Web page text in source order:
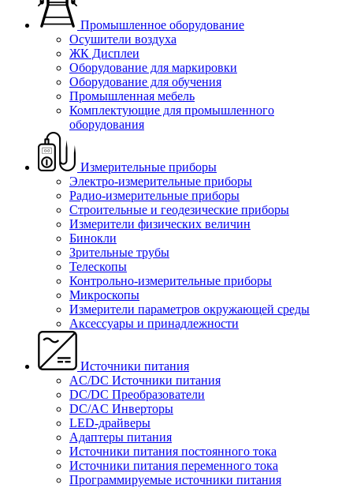
Промышленное оборудование
Осушители воздуха
ЖК Дисплеи
Оборудование для маркировки
Оборудование для обучения
Промышленная мебель
Комплектующие для промышленного
оборудования
Измерительные приборы
Электро-измерительные приборы
Радио-измерительные приборы
Строительные и геодезические приборы
Измерители физических величин
Бинокли
Зрительные трубы
Телескопы
Контрольно-измерительные приборы
Микроскопы
Измерители параметров окружающей среды
Аксессуары и принадлежности
Источники питания
AC/DC Источники питания
DC/DC Преобразователи
DC/AC Инверторы
LED-драйверы
Адаптеры питания
Источники питания постоянного тока
Источники питания переменного тока
Программируемые источники питания